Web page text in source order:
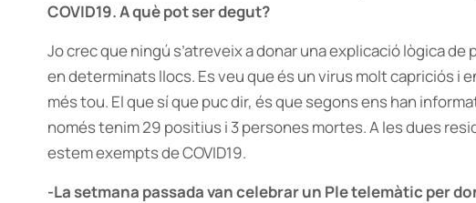
COVID19. A què pot ser degut?
Jo crec que ningú s’atreveix a donar una explicació lògica
en determinats llocs. Es veu que és un virus molt capriciós i
més tou. El que sí que puc dir, és que segons ens han
només tenim 29 positius i 3 persones mortes. A les dues
estem exempts de COVID19.
-La setmana passada van celebrar un Ple telemàtic per